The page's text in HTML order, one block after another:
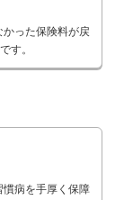
った保険料が戻
す。
病を手厚く保障